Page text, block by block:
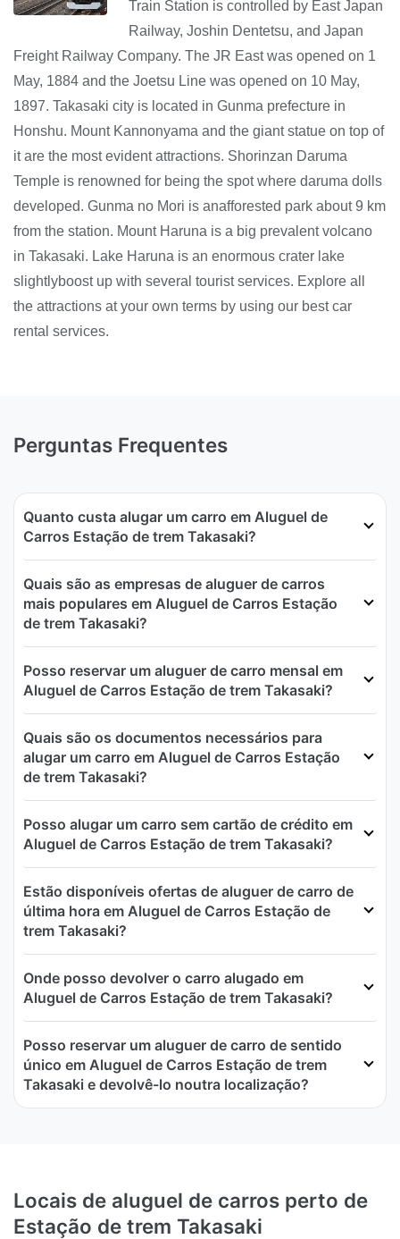
Train Station is controlled by East Japan
Railway, Joshin Dentetsu, and Japan
Freight Railway Company. The JR East was opened on 1
May, 1884 and the Joetsu Line was opened on 10 May,
1897. Takasaki city is located in Gunma prefecture in
Honshu. Mount Kannonyama and the giant statue on top of
it are the most evident attractions. Shorinzan Daruma
Temple is renowned for being the spot where daruma dolls
developed. Gunma no Mori is anafforested park about 9 km
from the station. Mount Haruna is a big prevalent volcano
in Takasaki. Lake Haruna is an enormous crater lake
slightlyboost up with several tourist services. Explore all
the attractions at your own terms by using our best car
rental services.
Perguntas Frequentes
Quanto custa alugar um carro em Aluguel de
Carros Estação de trem Takasaki?
Quais são as empresas de aluguer de carros
mais populares em Aluguel de Carros Estação
de trem Takasaki?
Posso reservar um aluguer de carro mensal em
Aluguel de Carros Estação de trem Takasaki?
Quais são os documentos necessários para
alugar um carro em Aluguel de Carros Estação
de trem Takasaki?
Posso alugar um carro sem cartão de crédito em
Aluguel de Carros Estação de trem Takasaki?
Estão disponíveis ofertas de aluguer de carro de
última hora em Aluguel de Carros Estação de
trem Takasaki?
Onde posso devolver o carro alugado em
Aluguel de Carros Estação de trem Takasaki?
Posso reservar um aluguer de carro de sentido
único em Aluguel de Carros Estação de trem
Takasaki e devolvê-lo noutra localização?
Locais de aluguel de carros perto de
Estação de trem Takasaki